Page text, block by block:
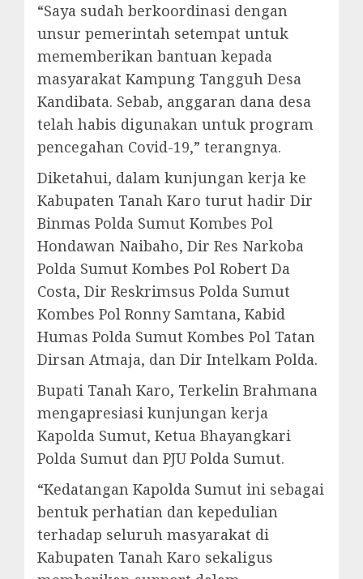
“Saya sudah berkoordinasi dengan
unsur pemerintah setempat untuk
mememberikan bantuan kepada
masyarakat Kampung Tangguh Desa
Kandibata. Sebab, anggaran dana desa
telah habis digunakan untuk program
pencegahan Covid-19,” terangnya.
Diketahui, dalam kunjungan kerja ke
Kabupaten Tanah Karo turut hadir Dir
Binmas Polda Sumut Kombes Pol
Hondawan Naibaho, Dir Res Narkoba
Polda Sumut Kombes Pol Robert Da
Costa, Dir Reskrimsus Polda Sumut
Kombes Pol Ronny Samtana, Kabid
Humas Polda Sumut Kombes Pol Tatan
Dirsan Atmaja, dan Dir Intelkam Polda.
Bupati Tanah Karo, Terkelin Brahmana
mengapresiasi kunjungan kerja
Kapolda Sumut, Ketua Bhayangkari
Polda Sumut dan PJU Polda Sumut.
“Kedatangan Kapolda Sumut ini sebagai
bentuk perhatian dan kepedulian
terhadap seluruh masyarakat di
Kabupaten Tanah Karo sekaligus